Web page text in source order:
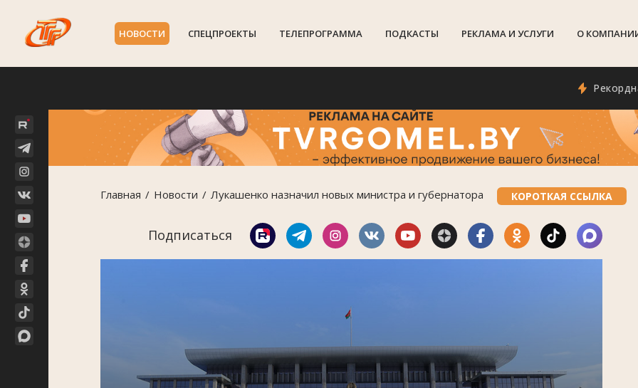
НОВОСТИ СПЕЦПРОЕКТЫ ТЕЛЕПРОГРАММА ПОДКАСТЫ РЕКЛАМА И УСЛУГИ О
Рекордная
Главная Новости Лукашенко назначил новых министра и губернатора КОРОТКАЯ ССЫЛКА
Подписаться